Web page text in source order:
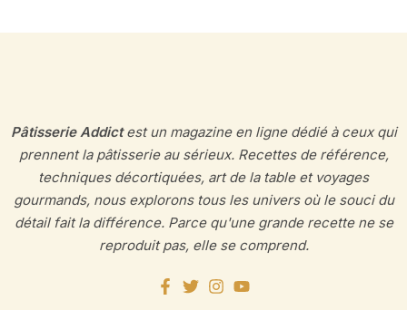
Pâtisserie Addictest un magazine en ligne dédié à ceux qui
prennent la pâtisserie au sérieux. Recettes de référence,
techniques décortiquées, art de la table et voyages
gourmands, nous explorons tous les univers où le souci du
détail fait la différence. Parce qu'une grande recette ne se
reproduit pas, elle se comprend.